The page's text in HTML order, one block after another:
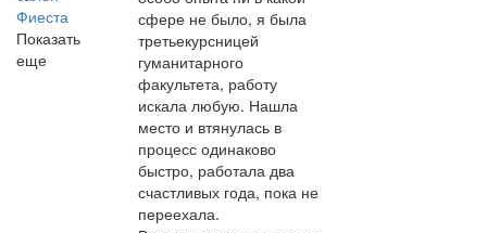
Фиеста
Показать
еще
сфере не было, я была
третьекурсницей
гуманитарного
факультета, работу
искала любую. Нашла
место и втянулась в
процесс одинаково
быстро, работала два
счастливых года, пока не
переехала.